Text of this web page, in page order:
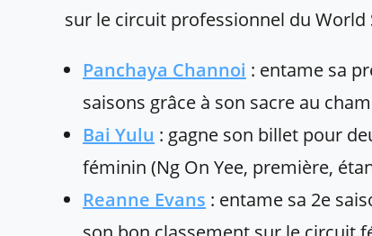
sur le circuit professionnel du World
Panchaya Channoi : entame sa
saisons grâce à son sacre au
Bai Yulu : gagne son billet pour
féminin (Ng On Yee, première,
Reanne Evans : entame sa 2e